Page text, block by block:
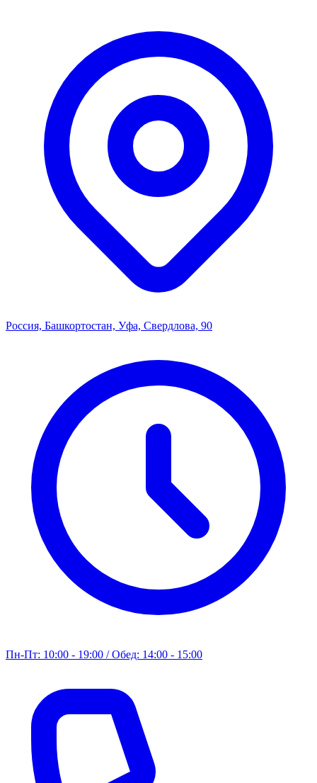
Россия, Башкортостан, Уфа, Свердлова, 90
Пн-Пт: 10:00 - 19:00 / Обед: 14:00 - 15:00